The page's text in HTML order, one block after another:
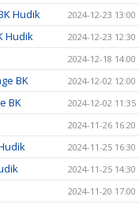
Hudik 2024-12-23 13:00
Hudik 2024-12-23 12:30
2024-12-18 14:00
BK 2024-12-02 12:00
BK 2024-12-02 11:35
2024-11-26 16:20
2024-11-25 16:30
2024-11-25 14:30
2024-11-20 17:00